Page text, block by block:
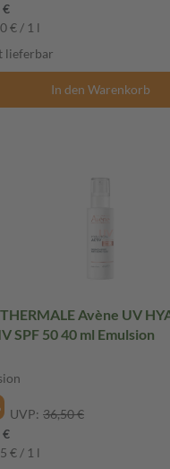
€
€ / 1 l
lieferbar
In den Warenkorb
Avène UV
SPF 50 40 ml Emulsion
UVP: 36,50 €
€
€ / 1 l